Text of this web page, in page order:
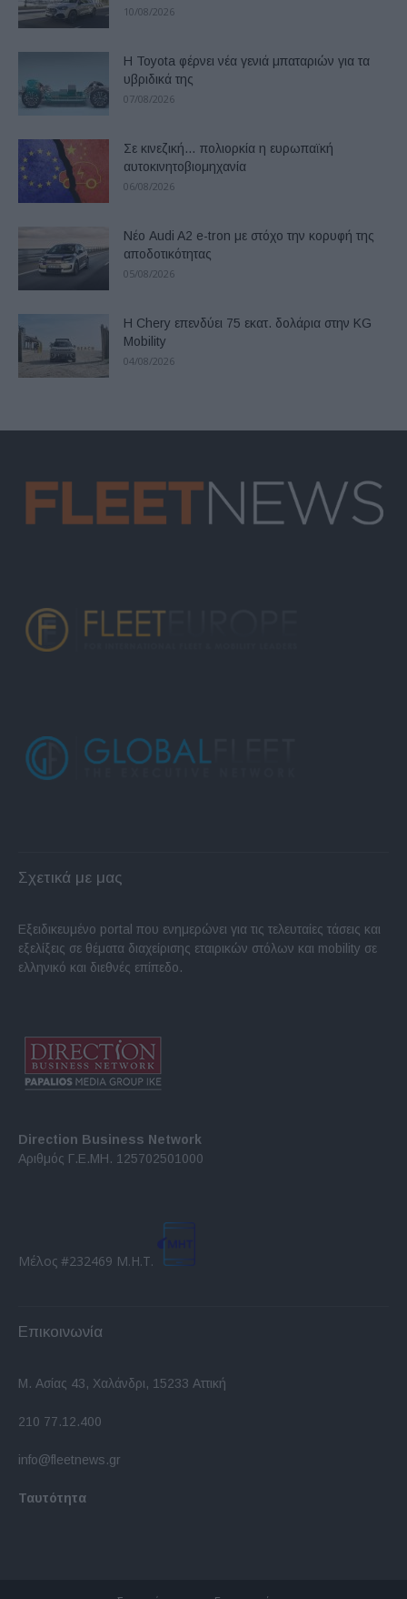
10/08/2026
Η Toyota φέρνει νέα γενιά μπαταριών για τα
υβριδικά της
07/08/2026
Σε κινεζική… πολιορκία η ευρωπαϊκή
αυτοκινητοβιομηχανία
06/08/2026
Νέο Audi A2 e-tron με στόχο την κορυφή της
αποδοτικότητας
05/08/2026
Η Chery επενδύει 75 εκατ. δολάρια στην KG
Mobility
04/08/2026
Σχετικά με μας
Εξειδικευμένο portal που ενημερώνει για τις τελευταίες τάσεις και
εξελίξεις σε θέματα διαχείρισης εταιρικών στόλων και mobility σε
ελληνικό και διεθνές επίπεδο.
Direction Business Network
Αριθμός Γ.Ε.ΜΗ. 125702501000
Μέλος #232469 Μ.Η.Τ.
Επικοινωνία
Μ. Ασίας 43, Χαλάνδρι, 15233 Αττική
210 77.12.400
info@fleetnews.gr
Ταυτότητα